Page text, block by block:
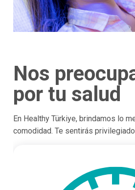
Nos
por tu salud
En Healthy Türkiye, brindamos lo
comodidad. Te sentirás